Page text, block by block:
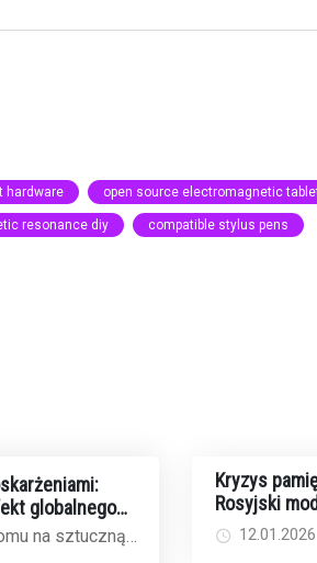
hardware open source electromagnetic
resonance diy compatible stylus pens
globalnego
na sztuczną
Kryzys
Rosyjski
zrobić12.01.2026